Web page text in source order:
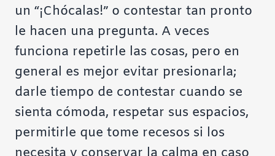
un “¡Chócalas!” o contestar tan pronto
le hacen una pregunta. A veces
funciona repetirle las cosas, pero en
general es mejor evitar presionarla;
darle tiempo de contestar cuando se
sienta cómoda, respetar sus espacios,
permitirle que tome recesos si los